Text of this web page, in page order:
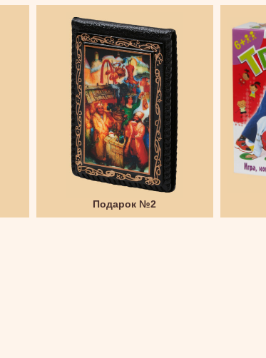
Подарок №2